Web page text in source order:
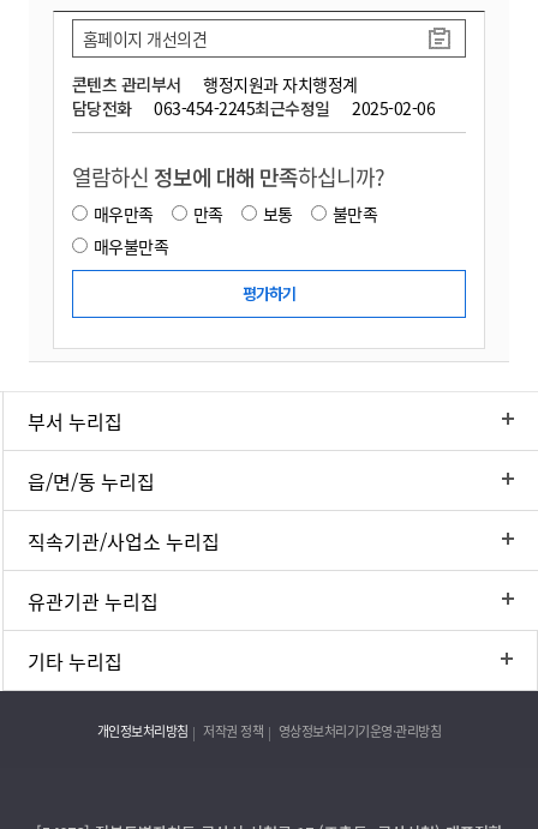
콘텐츠 관리부서
행정지원과 자치행정계
담당전화
063-454-2245최근수정일 2025-02-06
홈페이지 개선의견
열람하신 정보에 대해 만족하십니까?
매우만족 만족 보통
불만족
매우불만족
부서 누리집
읍/면/동 누리집
직속기관/사업소 누리집
유관기관 누리집
기타 누리집
개인정보처리방침 저작권 정책 영상정보처리기기운영·관리방침